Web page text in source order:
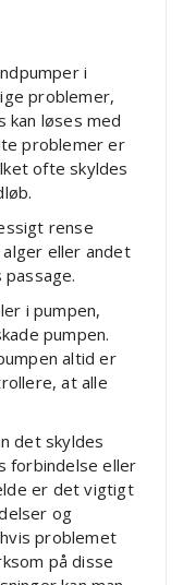
i
problemer,
kan løses med
problemer er
ofte skyldes
rense
eller andet
i pumpen,
pumpen.
altid er
at alle
det skyldes
forbindelse eller
er det vigtigt
og
problemet
på disse